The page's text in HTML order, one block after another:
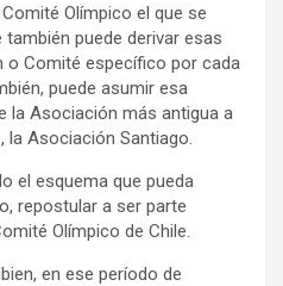
Olímpico el que se
puede derivar esas
o Comité específico por cada
puede asumir esa
la Asociación más antigua a
la Asociación Santiago.
el esquema que pueda
repostular a ser parte
Olímpico de Chile.
en ese período de